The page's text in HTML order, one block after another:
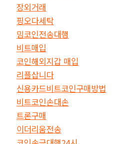
장외거래
핑오다세탁
밈코인전송대행
비트매입
코인해외지갑 매입
리플삽니다
신용카드비트코인구매방법
비트코인손대손
트론구매
이더리움전송